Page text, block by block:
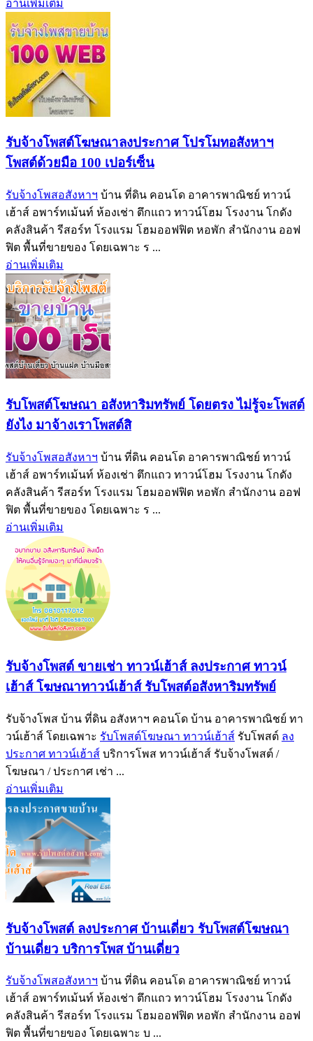
อ่านเพิ่มเติม
รับจ้างโพสต์โฆษณาลงประกาศ โปรโมทอสังหาฯ
โพสต์ด้วยมือ 100 เปอร์เซ็น
รับจ้างโพสอสังหาฯ บ้าน ที่ดิน คอนโด อาคารพาณิชย์ ทาวน์
เฮ้าส์ อพาร์ทเม้นท์ ห้องเช่า ตึกแถว ทาวน์โฮม โรงงาน โกดัง
คลังสินค้า รีสอร์ท โรงแรม โฮมออฟฟิต หอพัก สำนักงาน ออฟ
ฟิต พื้นที่ขายของ โดยเฉพาะ ร ...
อ่านเพิ่มเติม
รับโพสต์โฆษณา อสังหาริมทรัพย์ โดยตรง ไม่รู้จะโพสต์
ยังไง มาจ้างเราโพสต์สิ
รับจ้างโพสอสังหาฯ บ้าน ที่ดิน คอนโด อาคารพาณิชย์ ทาวน์
เฮ้าส์ อพาร์ทเม้นท์ ห้องเช่า ตึกแถว ทาวน์โฮม โรงงาน โกดัง
คลังสินค้า รีสอร์ท โรงแรม โฮมออฟฟิต หอพัก สำนักงาน ออฟ
ฟิต พื้นที่ขายของ โดยเฉพาะ ร ...
อ่านเพิ่มเติม
รับจ้างโพสต์ ขายเช่า ทาวน์เฮ้าส์ ลงประกาศ ทาวน์
เฮ้าส์ โฆษณาทาวน์เฮ้าส์ รับโพสต์อสังหาริมทรัพย์
รับจ้างโพส บ้าน ที่ดิน อสังหาฯ คอนโด บ้าน อาคารพาณิชย์ ทา
วน์เฮ้าส์ โดยเฉพาะ รับโพสต์โฆษณา ทาวน์เฮ้าส์ รับโพสต์ ลง
ประกาศ ทาวน์เฮ้าส์ บริการโพส ทาวน์เฮ้าส์ รับจ้างโพสต์ /
โฆษณา / ประกาศ เช่า ...
อ่านเพิ่มเติม
รับจ้างโพสต์ ลงประกาศ บ้านเดี่ยว รับโพสต์โฆษณา
บ้านเดี่ยว บริการโพส บ้านเดี่ยว
รับจ้างโพสอสังหาฯ บ้าน ที่ดิน คอนโด อาคารพาณิชย์ ทาวน์
เฮ้าส์ อพาร์ทเม้นท์ ห้องเช่า ตึกแถว ทาวน์โฮม โรงงาน โกดัง
คลังสินค้า รีสอร์ท โรงแรม โฮมออฟฟิต หอพัก สำนักงาน ออฟ
ฟิต พื้นที่ขายของ โดยเฉพาะ บ ...